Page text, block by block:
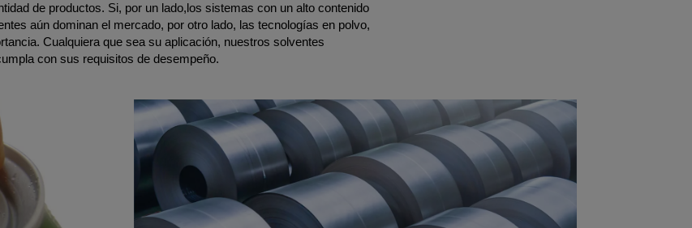
de productos. Si, por un lado,los sistemas con un alto contenido
aún dominan el mercado, por otro lado, las tecnologías en polvo,
Cualquiera que sea su aplicación, nuestros solventes
con sus requisitos de desempeño.